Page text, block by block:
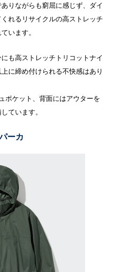
りながらも窮屈に感じず、ダイ
れるリサイクルの高ストレッチ
います。
も高ストレッチトリコットナイ
に締め付けられる不快感はあり
ポケット、背面にはアウターを
ています。
ーカ